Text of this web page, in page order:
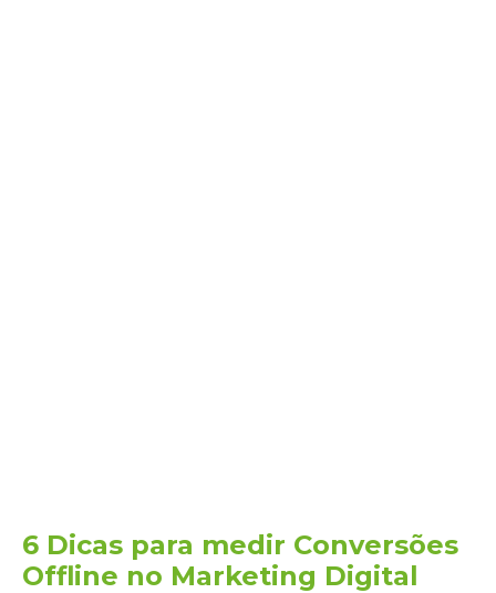
6 Dicas para medir Conversões
Offline no Marketing Digital